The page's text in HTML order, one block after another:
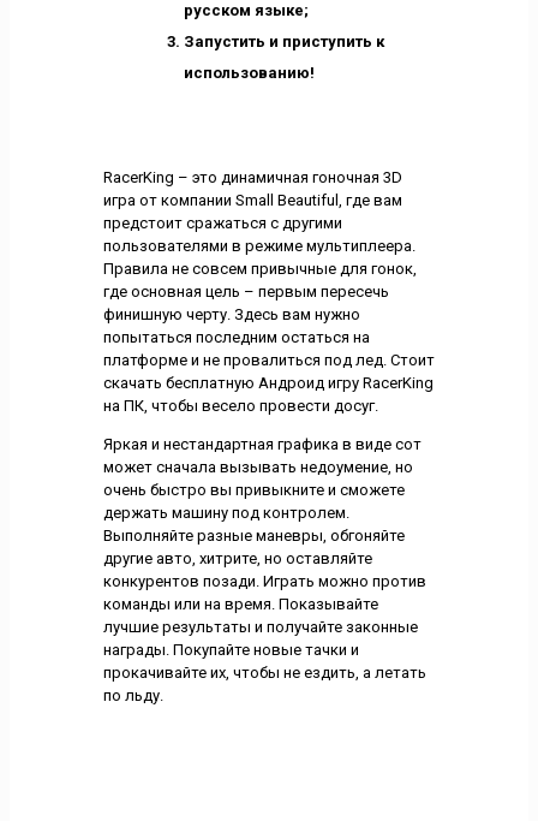
русском языке;
Запустить и приступить к
использованию!
RacerKing – это динамичная гоночная 3D
игра от компании Small Beautiful, где вам
предстоит сражаться с другими
пользователями в режиме мультиплеера.
Правила не совсем привычные для гонок,
где основная цель – первым пересечь
финишную черту. Здесь вам нужно
попытаться последним остаться на
платформе и не провалиться под лед. Стоит
скачать бесплатную Андроид игру RacerKing
на ПК, чтобы весело провести досуг.
Яркая и нестандартная графика в виде сот
может сначала вызывать недоумение, но
очень быстро вы привыкните и сможете
держать машину под контролем.
Выполняйте разные маневры, обгоняйте
другие авто, хитрите, но оставляйте
конкурентов позади. Играть можно против
команды или на время. Показывайте
лучшие результаты и получайте законные
награды. Покупайте новые тачки и
прокачивайте их, чтобы не ездить, а летать
по льду.